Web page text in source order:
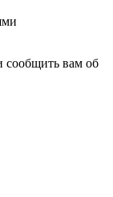
сообщить вам об